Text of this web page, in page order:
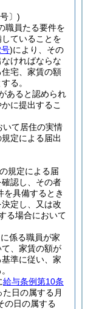
〕)
職員たる要件を
ていることを
)により、その
ければならな
宅、家賃の額
る。
あると認められ
に提出するこ
いて居住の実情
規定による届出
の規定による届
認し、その者
を具備するとき
定し、又は改
る場合において
係る職員が家
、家賃の額が
準に従い、家
給与条例第10条
日の属する月
の日の属する